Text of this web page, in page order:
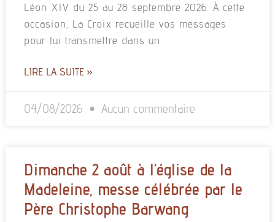
Léon XIV du 25 au 28 septembre 2026. À cette
occasion, La Croix recueille vos messages
pour lui transmettre dans un
LIRE LA SUITE »
04/08/2026 Aucun commentaire
Dimanche 2 août à l’église de la
Madeleine, messe célébrée par le
Père Christophe Barwang